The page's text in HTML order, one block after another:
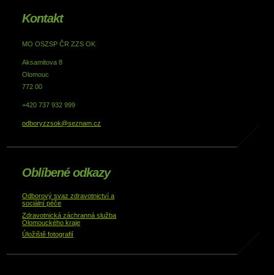
Kontakt
MO OSZSP ČR ZZS OK
Aksamitova 8
Olomouc
772 00
+420 737 932 999
odboryzzsok@seznam.cz
Oblíbené odkazy
Odborový svaz zdravotnictví a
sociální péče
Zdravotnická záchranná služba
Olomouckého kraje
Úložiště fotografií